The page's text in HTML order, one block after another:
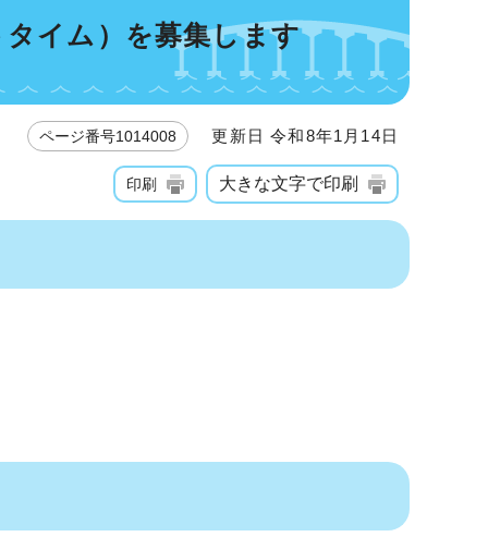
イム）を募集します
ページ番号1014008 更新日 令和8年1月14日
印刷 大きな文字で印刷